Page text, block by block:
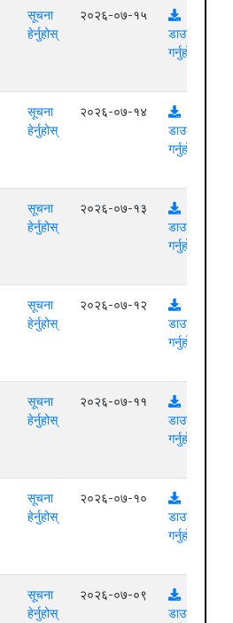
सूचना
हेर्नुहोस्
२०२६-०७-१५
डाउनलोड
गर्नुहोस्
सूचना
हेर्नुहोस्
२०२६-०७-१४
डाउनलोड
गर्नुहोस्
सूचना
हेर्नुहोस्
२०२६-०७-१३
डाउनलोड
गर्नुहोस्
सूचना
हेर्नुहोस्
२०२६-०७-१२
डाउनलोड
गर्नुहोस्
सूचना
हेर्नुहोस्
२०२६-०७-११
डाउनलोड
गर्नुहोस्
सूचना
हेर्नुहोस्
२०२६-०७-१०
डाउनलोड
गर्नुहोस्
सूचना
हेर्नुहोस्
२०२६-०७-०९
डाउनलोड